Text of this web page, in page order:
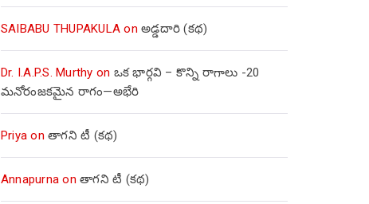
SAIBABU THUPAKULA onఅడ్డదారి (కథ)
Dr. I.A.P.S. Murthy on ఒక భార్గవి – కొన్ని రాగాలు -20
మనోరంజకమైన రాగం—అభేరి
Priya onతాగని టీ (కథ)
Annapurna onతాగని టీ (కథ)